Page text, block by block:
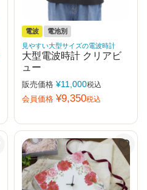
電波
電池別
見やすい大型サイズの電波時計
大型電波時計 クリアビ
ュー
販売価格 ¥11,000税込
会員価格 ¥9,350税込